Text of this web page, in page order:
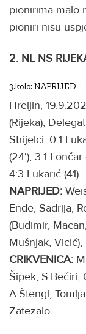
pionirima malo
pioniri nisu
2. NL NS
3.kolo: NAPRIJED –
Hreljin,
(Rijeka),
Strijelci: 0:1
(24′), 3:1
4:3 Lukarić (41).
NAPRIJED:
Ende, Sadrija,
(Budimir,
Mušnjak,
CRIKVENICA:
Šipek, S.Bećiri,
A.Štengl,
Zatezalo.